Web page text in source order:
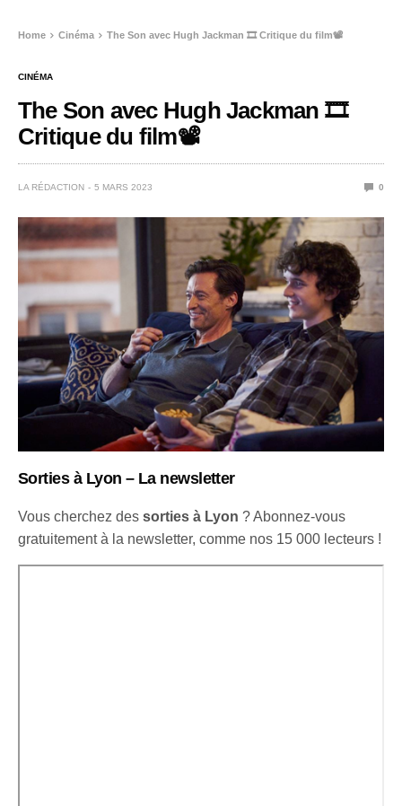
Home Cinéma The Son avec Hugh Jackman 🎞️ Critique du film📽️
CINÉMA
The Son avec Hugh Jackman 🎞️
Critique du film📽️
LA RÉDACTION 5 MARS 2023 0
Sorties à Lyon – La newsletter
Vous cherchez dessorties à Lyon ? Abonnez-vous
gratuitement à la newsletter, comme nos 15 000 lecteurs !